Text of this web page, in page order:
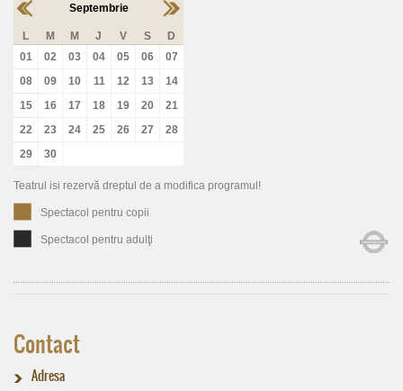
Septembrie
L M M J V S
D
01
02 03 04 05 06
07
08
09 10 11 12 13
14
15
16 17 18 19 20
21
22
23 24 25 26 27
28
29
30
Teatrul isi rezervă dreptul de a modifica programul!
Spectacol pentru copii
Spectacol pentru adulţi
Contact
Adresa